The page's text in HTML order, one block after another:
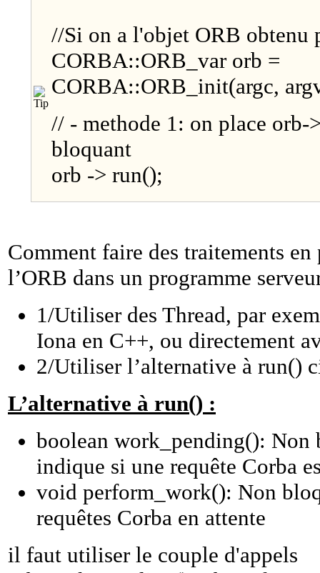
//Si on a l'objet ORB obtenu
CORBA::ORB_var orb =
CORBA::ORB_init(argc,
// - methode 1: on place orb-
bloquant
orb -> run();
Comment faire des traitements en
l’ORB dans un programme
1/Utiliser des Thread, par
Iona en C++, ou directement
2/Utiliser l’alternative à run()
L’alternative à run() :
boolean work_pending(): Non
indique si une requête Corba
void perform_work(): Non
requêtes Corba en attente
il faut utiliser le couple d'appels